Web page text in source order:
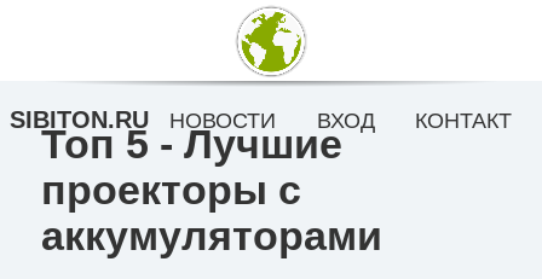
Топ 5 - Лучшие
проекторы с
аккумуляторами
SIBITON.RU НОВОСТИ ВХОД КОНТАКТ